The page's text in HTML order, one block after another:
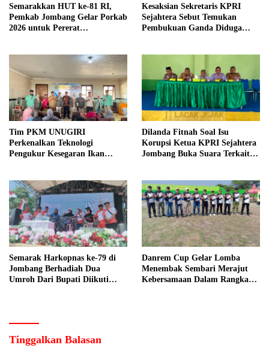
Semarakkan HUT ke-81 RI,
Pemkab Jombang Gelar Porkab
2026 untuk Pererat
Kesaksian Sekretaris KPRI
Sejahtera Sebut Temukan
Pembukuan Ganda Diduga
Tim PKM UNUGIRI
Perkenalkan Teknologi
Pengukur Kesegaran Ikan
Dilanda Fitnah Soal Isu
Korupsi Ketua KPRI Sejahtera
Jombang Buka Suara Terkait
Semarak Harkopnas ke-79 di
Jombang Berhadiah Dua
Umroh Dari Bupati Diikuti
Danrem Cup Gelar Lomba
Menembak Sembari Merajut
Kebersamaan Dalam Rangka
Tinggalkan Balasan